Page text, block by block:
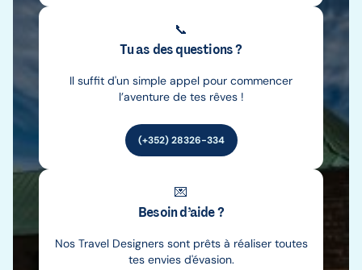
📞
Tu as des questions ?
Il suffit d'un simple appel pour commencer
l’aventure de tes rêves !
(+352) 28326-334
💌
Besoin d’aide ?
Nos Travel Designers sont prêts à réaliser toutes
tes envies d'évasion.